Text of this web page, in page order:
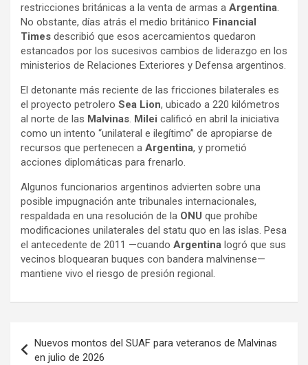
restricciones británicas a la venta de armas a Argentina.
No obstante, días atrás el medio británico Financial
Times describió que esos acercamientos quedaron
estancados por los sucesivos cambios de liderazgo en los
ministerios de Relaciones Exteriores y Defensa argentinos.
El detonante más reciente de las fricciones bilaterales es
el proyecto petrolero Sea Lion, ubicado a 220 kilómetros
al norte de las Malvinas. Milei calificó en abril la iniciativa
como un intento “unilateral e ilegítimo” de apropiarse de
recursos que pertenecen a Argentina, y prometió
acciones diplomáticas para frenarlo.
Algunos funcionarios argentinos advierten sobre una
posible impugnación ante tribunales internacionales,
respaldada en una resolución de la ONU que prohíbe
modificaciones unilaterales del statu quo en las islas. Pesa
el antecedente de 2011 —cuando Argentina logró que sus
vecinos bloquearan buques con bandera malvinense—
mantiene vivo el riesgo de presión regional.
de
Nuevos montos del SUAF para veteranos de Malvinas
en julio de 2026